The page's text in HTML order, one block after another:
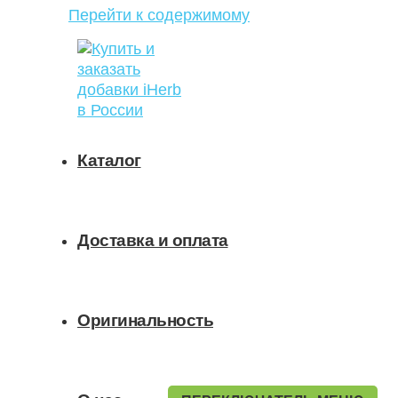
Перейти к содержимому
Каталог
Доставка и оплата
Оригинальность